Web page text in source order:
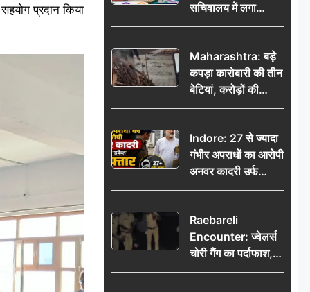
प्रदान किया
सचिवालय में लगा
निःशुल्क स्वास्थ्य जांच
उठाया लाभ
Maharashtra: बड़े
कपड़ा कारोबारी की तीन
बेटियां, करोड़ों की
कमाई… फिर भी पिता
अंतिम दिन, 5100 रुपये
भेजकर कहा– अंतिम
संस्कार कर दीजिए हम
नहीं आ पाएंगे
Indore: 27 से ज्यादा
गंभीर अपराधों का आरोपी
अनवर कादरी उर्फ
‘डकैत’ गिरफ्तार, इंदौर
Raebareli
Encounter: ज्वेलर्स
चोरी गैंग का पर्दाफाश,
पुलिस मुठभेड़ में दो